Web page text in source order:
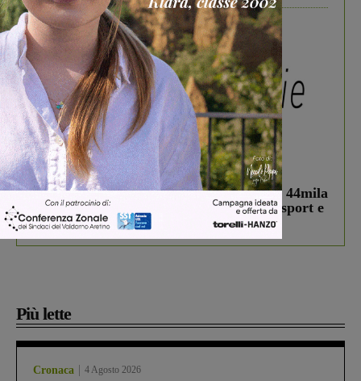
In vetrina 3 Agosto 2026
Estra Notizie agosto: Smart Cities, oltre 44mila
studenti coinvolti, torna il bando per lo sport e
debutta il podcast Estrair
Più lette
Cronaca 4 Agosto 2026